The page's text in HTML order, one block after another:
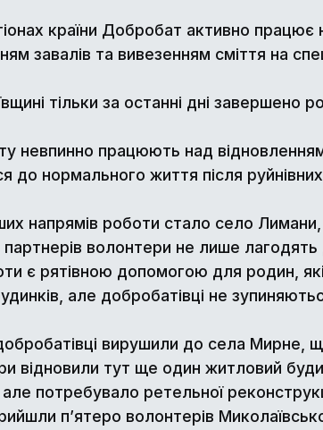
країни Добробат активно працює
завалів та вивезенням сміття на
тільки за останні дні завершено
невпинно працюють над
нормального життя після руйнівних
напрямів роботи стало село
партнерів волонтери не лише
є рятівною допомогою для родин,
але добробатівці не
вирушили до села Мирне,
відновили тут ще один житловий
потребувало ретельної
п’ятеро волонтерів